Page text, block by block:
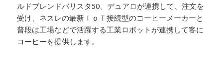
ルドブレンドバリスタ50、デュアロが連携して、注文を
受け、ネスレの最新ＩｏＴ接続型のコーヒーメーカーと
普段は工場などで活躍する工業ロボットが連携して客に
コーヒーを提供します。